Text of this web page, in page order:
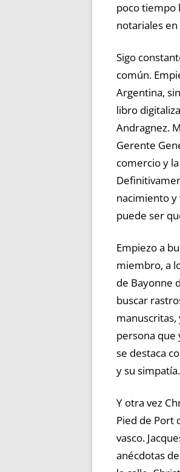
poco tiempo
notariales
Sigo
común.
Argentina,
libro
Andragnez.
Gerente
comercio y
nacimiento
puede ser
Empiezo a
miembro, a
de Bayonne
buscar
persona que
se destaca
y su
Y otra vez
Pied de Port
vasco.
anécdotas